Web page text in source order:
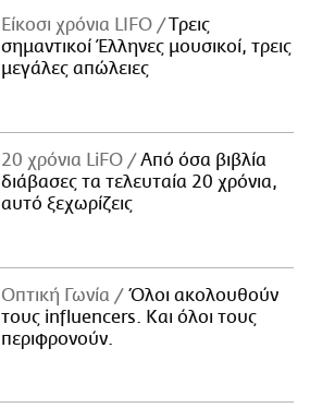
Είκοσι χρόνια LIFO
Tρεις
σημαντικοί Έλληνες μουσικοί, τρεις
μεγάλες απώλειες
20 χρόνια LiFO
Από όσα βιβλία
διάβασες τα τελευταία 20 χρόνια,
αυτό ξεχωρίζεις
Οπτική Γωνία
Όλοι ακολουθούν
τους influencers. Και όλοι τους
περιφρονούν.